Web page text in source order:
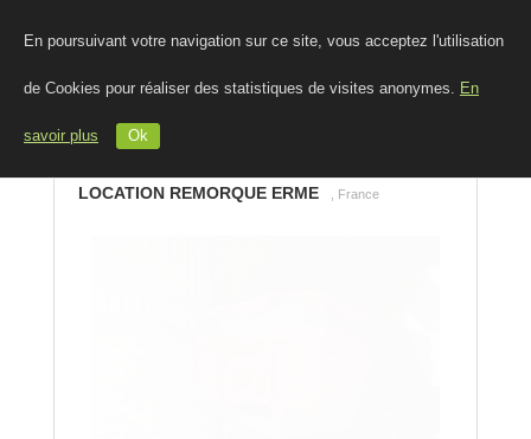
En poursuivant votre navigation sur ce site, vous acceptez l'utilisation
de Cookies pour réaliser des statistiques de visites anonymes. En
savoir plus Ok
LOCATION REMORQUE ERME , France